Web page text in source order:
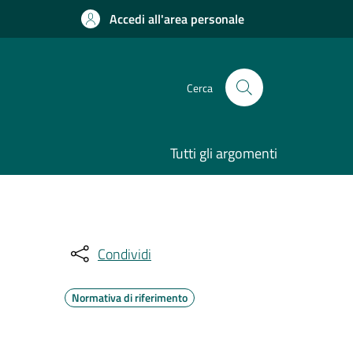
Accedi all'area personale
Cerca
Tutti gli argomenti
Condividi
Normativa di riferimento